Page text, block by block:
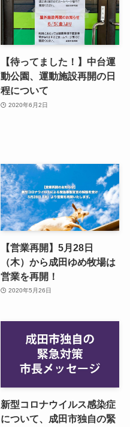
【待ってました！】中台運
動公園、運動施設再開の日
程について
2020年6月2日
【営業再開】5月28日
（木）から成田ゆめ牧場は
営業を再開！
2020年5月26日
新型コロナウイルス感染症
について、成田市独自の緊